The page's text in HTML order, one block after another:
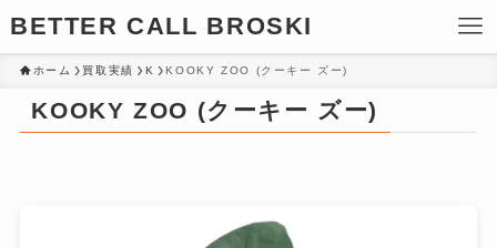
BETTER CALL BROSKI
ホーム 買取実績 K KOOKY ZOO (クーキー ズー)
KOOKY ZOO (クーキー ズー)